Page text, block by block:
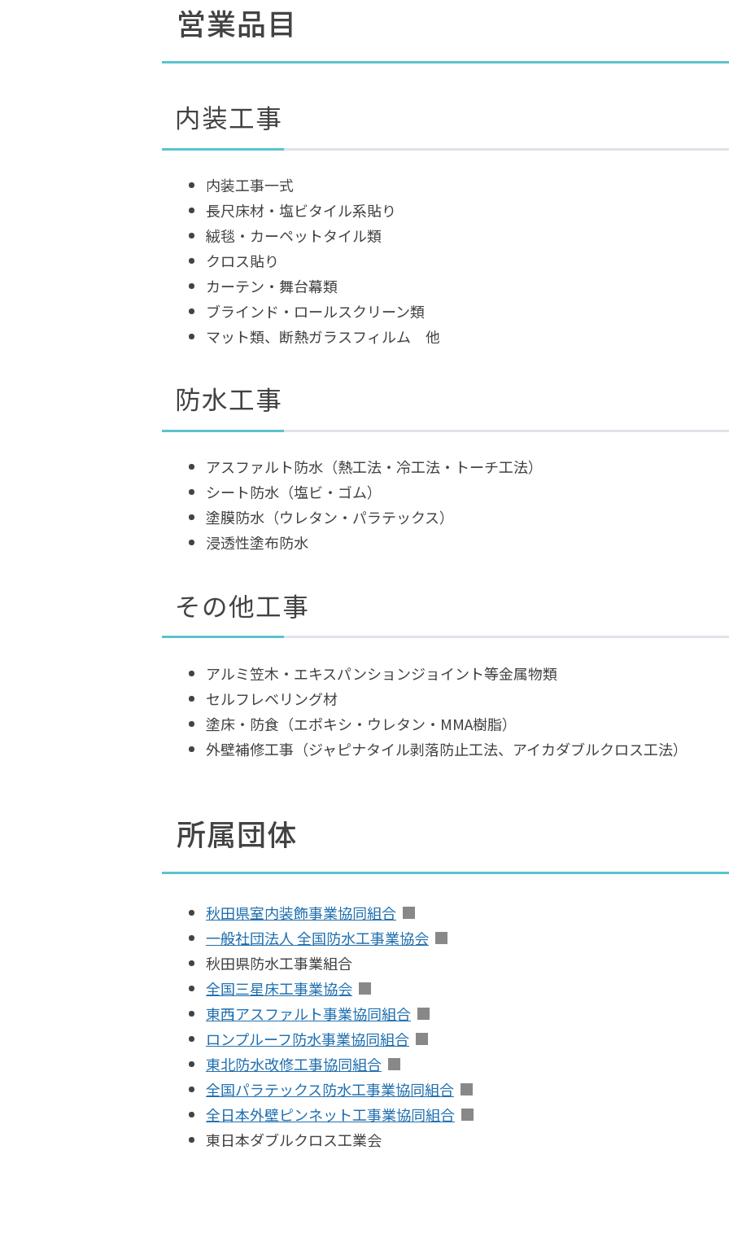
営業品目
内装工事
内装工事一式
長尺床材・塩ビタイル系貼り
絨毯・カーペットタイル類
クロス貼り
カーテン・舞台幕類
ブラインド・ロールスクリーン類
マット類、断熱ガラスフィルム 他
防水工事
アスファルト防水（熱工法・冷工法・トーチ工法）
シート防水（塩ビ・ゴム）
塗膜防水（ウレタン・パラテックス）
浸透性塗布防水
その他工事
アルミ笠木・エキスパンションジョイント等金属物類
セルフレベリング材
塗床・防食（エポキシ・ウレタン・MMA樹脂）
外壁補修工事（ジャピナタイル剥落防止工法、アイカダブルクロス工法）
所属団体
秋田県室内装飾事業協同組合
一般社団法人 全国防水工事業協会
秋田県防水工事業組合
全国三星床工事業協会
東西アスファルト事業協同組合
ロンプルーフ防水事業協同組合
東北防水改修工事協同組合
全国パラテックス防水工事業協同組合
全日本外壁ピンネット工事業協同組合
東日本ダブルクロス工業会